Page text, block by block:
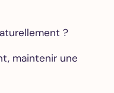
?
maintenir une